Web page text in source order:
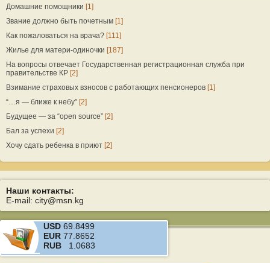
Домашние помощники [1]
Звание должно быть почетным [1]
Как пожаловаться на врача? [111]
Жилье для матери-одиночки [187]
На вопросы отвечает Государственная регистрационная служба при
правительстве КР [2]
Взимание страховых взносов с работающих пенсионеров [1]
“…я — ближе к небу” [2]
Будущее — за “open source” [2]
Бал за успехи [2]
Хочу сдать ребенка в приют [2]
Наши контакты:
E-mail: city@msn.kg
USD 69.8499
EUR 77.8652
RUB 1.0683